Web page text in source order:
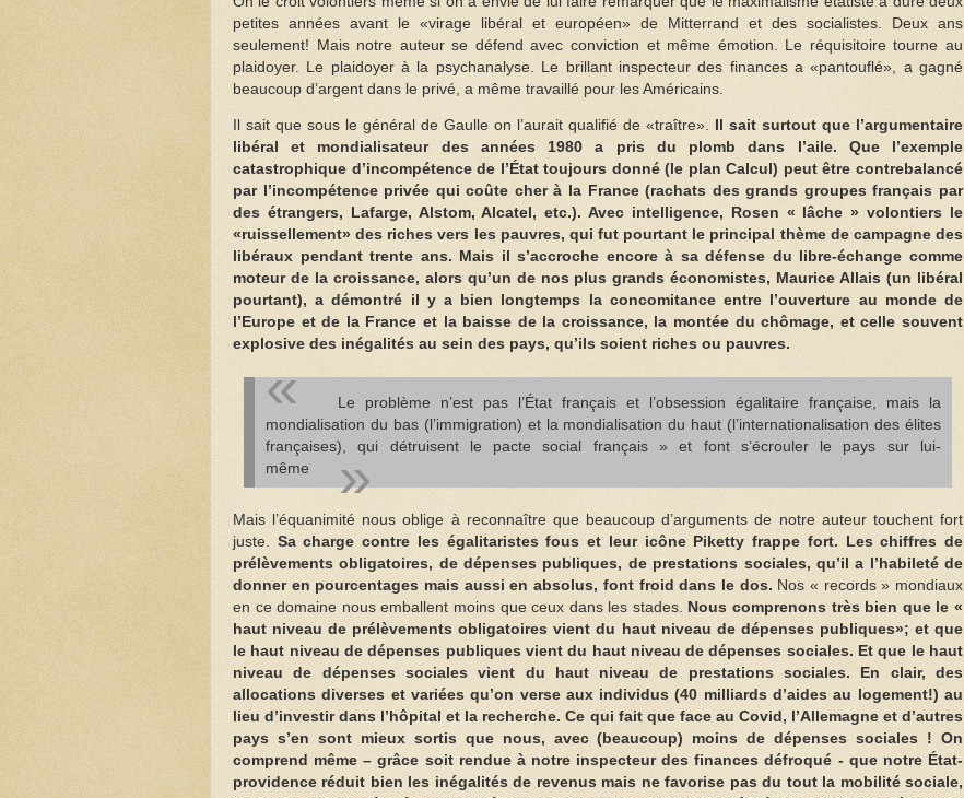
petites années avant le «virage libéral et européen» de Mitterrand et des socialistes. Deux ans
seulement! Mais notre auteur se défend avec conviction et même émotion. Le réquisitoire tourne au
plaidoyer. Le plaidoyer à la psychanalyse. Le brillant inspecteur des finances a «pantouflé», a gagné
beaucoup d’argent dans le privé, a même travaillé pour les Américains.
Il sait que sous le général de Gaulle on l’aurait qualifié de «traître».
Il sait surtout que l’argumentaire
libéral et mondialisateur des années 1980 a pris du plomb dans l’aile. Que l’exemple
catastrophique d’incompétence de l’État toujours donné (le plan Calcul) peut être contrebalancé
par l’incompétence privée qui coûte cher à la France (rachats des grands groupes français par
des étrangers, Lafarge, Alstom, Alcatel, etc.). Avec intelligence, Rosen « lâche » volontiers le
«ruissellement» des riches vers les pauvres, qui fut pourtant le principal thème de campagne des
libéraux pendant trente ans. Mais il s’accroche encore à sa défense du libre-échange comme
moteur de la croissance, alors qu’un de nos plus grands économistes, Maurice Allais (un libéral
pourtant), a démontré il y a bien longtemps la concomitance entre l’ouverture au monde de
l’Europe et de la France et la baisse de la croissance, la montée du chômage, et celle souvent
explosive des inégalités au sein des pays, qu’ils soient riches ou pauvres.
Le problème n’est pas l’État français et l’obsession égalitaire française, mais la
mondialisation du bas (l’immigration) et la mondialisation du haut (l’internationalisation des élites
françaises), qui détruisent le pacte social français » et font s’écrouler le pays sur lui-
même
Mais l’équanimité nous oblige à reconnaître que beaucoup d’arguments de notre auteur touchent fort
juste. Sa charge contre les égalitaristes fous et leur icône Piketty frappe fort. Les chiffres de
prélèvements obligatoires, de dépenses publiques, de prestations sociales, qu’il a l’habileté de
donner en pourcentages mais aussi en absolus, font froid dans le dos. Nos « records » mondiaux
en ce domaine nous emballent moins que ceux dans les stades. Nous comprenons très bien que le «
haut niveau de prélèvements obligatoires vient du haut niveau de dépenses publiques»; et que
le haut niveau de dépenses publiques vient du haut niveau de dépenses sociales. Et que le haut
niveau de dépenses sociales vient du haut niveau de prestations sociales. En clair, des
allocations diverses et variées qu’on verse aux individus (40 milliards d’aides au logement!) au
lieu d’investir dans l’hôpital et la recherche. Ce qui fait que face au Covid, l’Allemagne et d’autres
pays s’en sont mieux sortis que nous, avec (beaucoup) moins de dépenses sociales ! On
comprend même – grâce soit rendue à notre inspecteur des finances défroqué - que notre État-
providence réduit bien les inégalités de revenus mais ne favorise pas du tout la mobilité sociale,